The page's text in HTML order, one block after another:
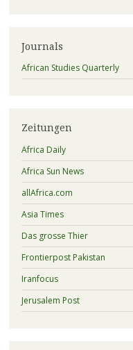
Journals
African Studies Quarterly
Zeitungen
Africa Daily
Africa Sun News
allAfrica.com
Asia Times
Das grosse Thier
Frontierpost Pakistan
Iranfocus
Jerusalem Post